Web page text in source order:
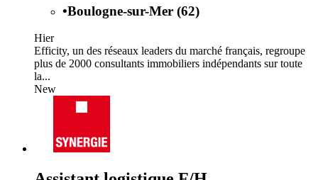
•Boulogne-sur-Mer (62)
Hier
Efficity, un des réseaux leaders du marché français, regroupe
plus de 2000 consultants immobiliers indépendants sur toute
la...
New